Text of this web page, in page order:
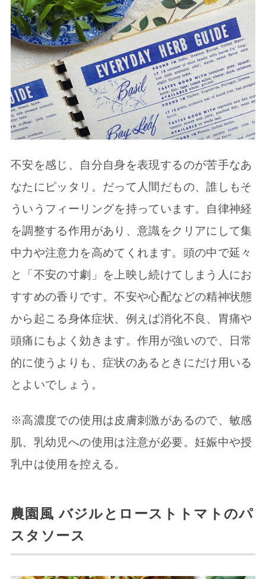
不安を感じ、自分自身を表現するのが苦手なあ
なたにピッタリ。だって人間だもの、誰しもそ
ういうフィーリングを持っています。自律神経
を調整する作用があり、意識をクリアにして集
中力や注意力を高めてくれます。頭の中で延々
と「不安の寸劇」を上映し続けてしまう人にお
すすめの香りです。不安や心配などの精神状態
から起こる身体症状、例えば消化不良、胃痛や
頭痛にもよく効きます。作用が強いので、日常
的に使うよりも、症状のあるときにだけ用いる
とよいでしょう。
※高濃度での使用は皮膚刺激があるので、敏感
肌、乳幼児への使用は注意が必要。妊娠中や授
乳中は使用を控える。
農園風 バジルとローストトマトのパ
スタソース